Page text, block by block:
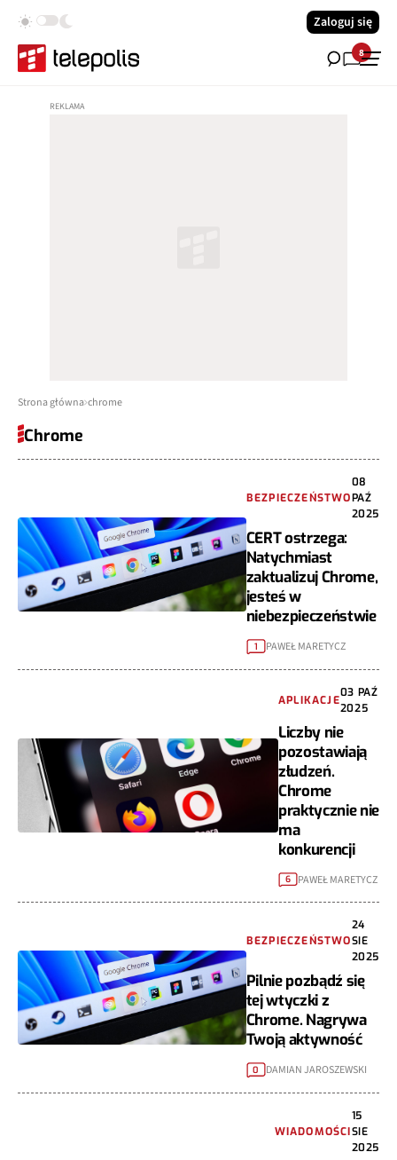
Zaloguj się
8
Strona główna chrome
Chrome
BEZPIECZEŃSTWO
08
PAŹ
2025
CERT ostrzega:
Natychmiast
zaktualizuj Chrome,
jesteś w
niebezpieczeństwie
1 PAWEŁ MARETYCZ
APLIKACJE
03 PAŹ
2025
Liczby nie
pozostawiają
złudzeń.
Chrome
praktycznie nie
ma
konkurencji
6 PAWEŁ MARETYCZ
BEZPIECZEŃSTWO
24
SIE
2025
Pilnie pozbądź się
tej wtyczki z
Chrome. Nagrywa
Twoją aktywność
0 DAMIAN JAROSZEWSKI
WIADOMOŚCI
15
SIE
2025